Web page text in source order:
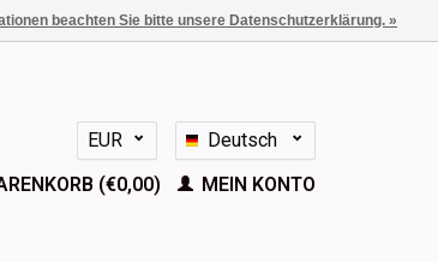
EUR
GBP
Deutsch
Nederlands
English
(€0,00) MEIN KONTO
beachten Sie bitte unsere Datenschutzerklärung. »